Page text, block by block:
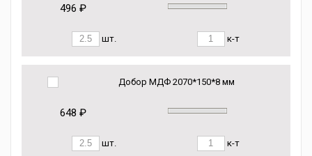
496 ₽
шт. к-т
Добор МДФ 2070*150*8 мм
648 ₽
шт. к-т